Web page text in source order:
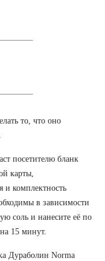
то, что оно
посетителю бланк
карты,
и комплектность
в зависимости
соль и нанесите её по
15 минут.
Дураболин Norma